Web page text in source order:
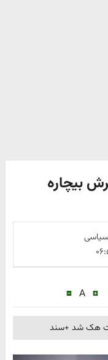
و ۱۱ وزیرش بیچاره
سیاسی
A